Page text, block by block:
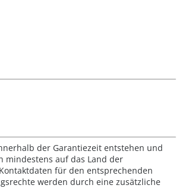
der Garantiezeit entstehen und
mindestens auf das Land der
für den entsprechenden
werden durch eine zusätzliche